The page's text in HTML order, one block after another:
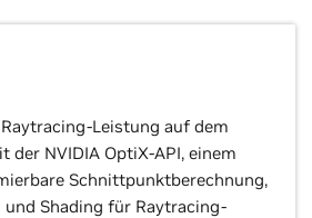
Leistung auf dem
der NVIDIA OptiX-API, einem
Schnittpunktberechnung,
und Shading für Raytracing-